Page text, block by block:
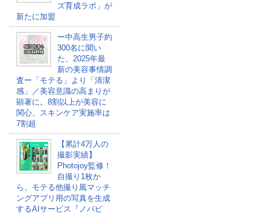
ズ育成ラボ」が
新たに加盟
ー中高生男子約
300名に聞い
た、2025年最
新の美容事情調
査ー「モテる」より「清潔
感」／美容意識の高まりが
顕著に。8割以上が美容に
関心、スキンケア実施率は
7割超
【累計4万人の
撮影実績】
Photojoy監修！
自撮り1枚か
ら、モテる他撮り風マッチ
ングアプリ用の写真を生成
するAIサービス『ノバピ